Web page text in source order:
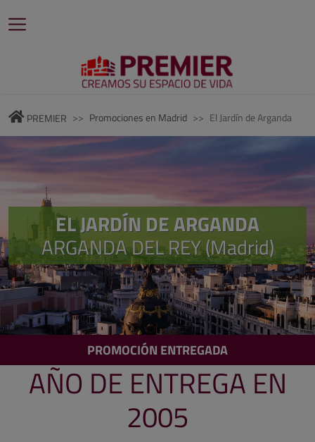
PREMIER Promociones en Madrid El Jardín de Arganda
EL JARDÍN DE ARGANDA
ARGANDA DEL REY (Madrid)
PROMOCIÓN ENTREGADA
AÑO DE ENTREGA EN
2005